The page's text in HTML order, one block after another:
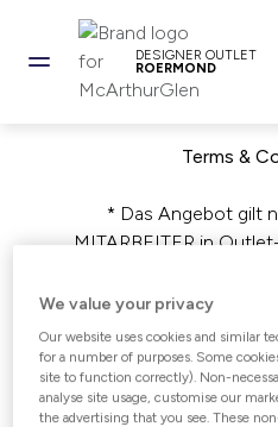
DESIGNER OUTLET
ROERMOND
Terms &
* Das Angebot gilt
MITARBEITER in
Filialen in Europa
Maasmechlen, Bicester,
Rozas, Neumünster,
Serravalle, Castel
Parndorf, Salzburg,
We value your privacy
Our website uses cookies and similar
for a number of purposes. Some
site to function correctly). Non-
analyse site usage, customise our
the advertising that you see. These